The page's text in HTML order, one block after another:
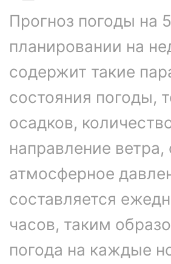
Прогноз погоды на
планировании на
содержит такие
состояния погоды,
осадков,
направление
атмосферное
составляется
часов, таким
погода на каждые